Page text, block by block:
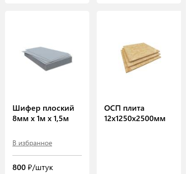
Шифер плоский
8мм х 1м х 1,5м
В избранное
800₽/штук
ОСП плита
12х1250х2500мм